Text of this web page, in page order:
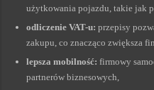
użytkowania pojazdu, takie jak
odliczenie VAT-u: przepisy
zakupu, co znacząco zwiększa
lepsza mobilność: firmowy
partnerów biznesowych,